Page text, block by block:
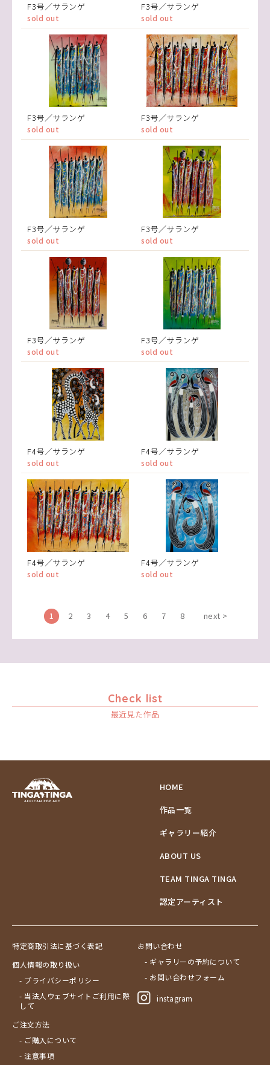
F3号／サランゲ
sold out
F3号／サランゲ
sold out
F3号／サランゲ
sold out
F3号／サランゲ
sold out
F3号／サランゲ
sold out
F3号／サランゲ
sold out
F3号／サランゲ
sold out
F3号／サランゲ
sold out
F4号／サランゲ
sold out
F4号／サランゲ
sold out
F4号／サランゲ
sold out
F4号／サランゲ
sold out
1 2 3 4 5 6 7 8 next >
Check list
最近見た作品
HOME
作品一覧
ギャラリー紹介
ABOUT US
TEAM TINGA TINGA
認定アーティスト
特定商取引法に基づく表記
個人情報の取り扱い
- プライバシーポリシー
- 当法人ウェブサイトご利用に際
して
ご注文方法
- ご購入について
- 注意事項
お問い合わせ
- ギャラリーの予約について
- お問い合わせフォーム
instagram